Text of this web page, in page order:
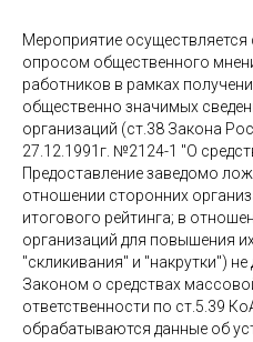
Мероприятие
опросом общественного
работников в рамках
общественно значимых
организаций (ст.38 Закона
27.12.1991г. №2124-1 "О
Предоставление заведомо
отношении сторонних
итогового рейтинга; в
организаций для повышения
"скликивания" и "накрутки")
Законом о средствах
ответственности по ст.5.39
обрабатываются данные об